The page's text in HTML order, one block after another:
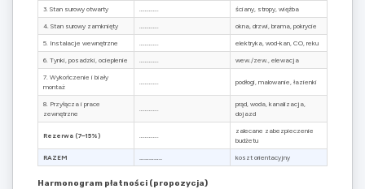
3. Stan surowy otwarty ściany, stropy, więźba
4. Stan surowy zamknięty okna, drzwi, brama, pokrycie
5. Instalacje wewnętrzne elektryka, wod-kan, CO, reku
6. Tynki, posadzki, ocieplenie wew./zew., elewacja
7. Wykończenie i biały
montaż
podłogi, malowanie, łazienki
8. Przyłącza i prace
zewnętrzne
prąd, woda, kanalizacja,
dojazd
Rezerwa (7–15%)
zalecane zabezpieczenie
budżetu
RAZEM koszt orientacyjny
Harmonogram płatności (propozycja)